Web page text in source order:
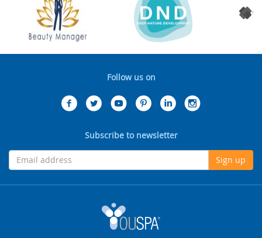
Follow us on
Subscribe to newsletter
Sign up